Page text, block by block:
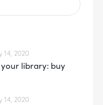
14, 2020
library: buy
14, 2020